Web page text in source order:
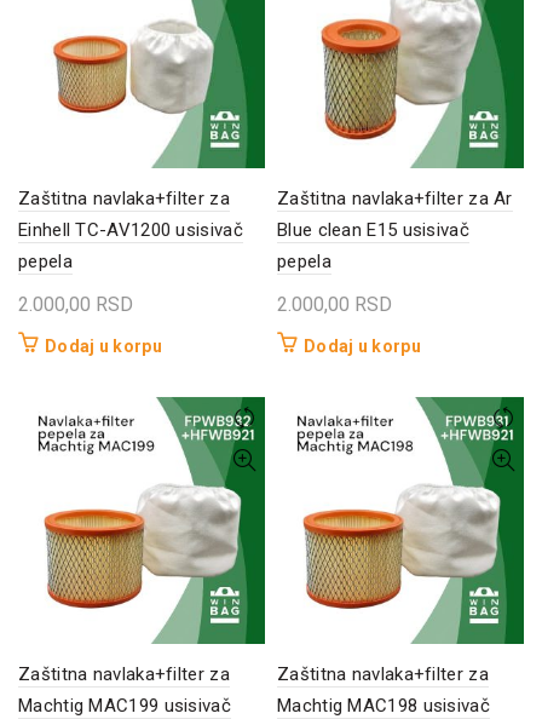
Zaštitna navlaka+filter za
Einhell TC-AV1200 usisivač
pepela
2.000,00 RSD
Dodaj u korpu
Zaštitna navlaka+filter za Ar
Blue clean E15 usisivač
pepela
2.000,00 RSD
Dodaj u korpu
Zaštitna navlaka+filter za
Machtig MAC199 usisivač
Zaštitna navlaka+filter za
Machtig MAC198 usisivač